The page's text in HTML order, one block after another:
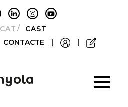
CATALÀCASTELLANO
CONTACTE | |